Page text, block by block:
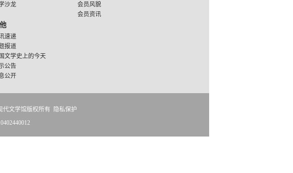
沙龙
会员风貌
会员资讯
速递
报道
文学史上的今天
公告
公开
代文学馆版权所有 隐私保护